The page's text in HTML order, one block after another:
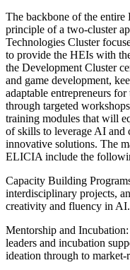
The backbone of the
principle of a two-cluster
Technologies Cluster
to provide the HEIs with
the Development Cluster
and game development,
adaptable entrepreneurs
through targeted
training modules that will
of skills to leverage AI and
innovative solutions. The
ELICIA include the
Capacity Building
interdisciplinary projects,
creativity and fluency in AI.
Mentorship and
leaders and incubation
ideation through to market-